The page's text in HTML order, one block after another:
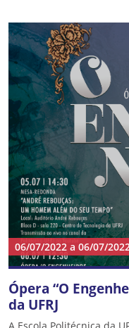
06/07/2022 a 06/07/
Ópera “O
da UFRJ